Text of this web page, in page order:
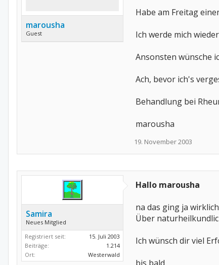
marousha
Guest
Habe am Freitag
Ich werde mich
Ansonsten wünsche
Ach, bevor ich's
Behandlung bei
marousha
19. November 2003
Samira
Neues Mitglied
Registriert seit:
15. Juli 2003
Beiträge:
1.214
Ort:
Westerwald
Hallo marousha
na das ging ja
Über
Ich wünsch dir viel